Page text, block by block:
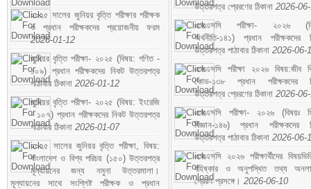
২০২৫ সালের জুনিয়র বৃত্তি পরীক্ষার পরীক্ষক
ও প্রধান পরীক্ষকদের প্রয়োজনীয় ফরম
2026-01-12
জুনিয়র বৃত্তি পরীক্ষা- ২০২৫ (বিষয়: গণিত -
১০৯) প্রধান পরীক্ষকদের নিকট উত্তরপত্র
পাঠাবার ঠিকানা 2026-01-12
জুনিয়র বৃত্তি পরীক্ষা- ২০২৫ (বিষয়: ইংরেজি
- ১০৭) প্রধান পরীক্ষকদের নিকট উত্তরপত্র
পাঠাবার ঠিকানা 2026-01-07
২০২৫ সালের জুনিয়র বৃত্তি পরীক্ষা, বিষয়:
বাংলাদেশ ও বিশ্ব পরিচয় (১৫০) উত্তরপত্র
মূল্যায়নের জন্য নমুনা উত্তরমালা।
মূল্যায়নের সাথে সংশ্লিষ্ট পরীক্ষক ও প্রধান
উত্তরপত্র প্রেরণের ঠিকানা 2026-
এসএসসি পরীক্ষা- ২০২৬
অর্থনীতি-১৪১) প্রধান পরীক্ষকদের
উত্তরপত্র পাঠাবার ঠিকানা 2026-06-
এসএসসি পরীক্ষা ২০২৬ বিষয়:জীব
কোড-১৩৮ প্রধান পরীক্ষকদের
উত্তরপত্র প্রেরণের ঠিকানা 2026-
এসএসসি পরীক্ষা- ২০২৬ (বিষয়ঃ
বিজ্ঞান-১৪৬) প্রধান পরীক্ষকদের
উত্তরপত্র পাঠাবার ঠিকানা 2026-06-
এসএসসি ২০২৬ পরীক্ষার্থীদের
বহিষ্কার ও অনুপস্থিত তথ্য
প্রেরণ প্রসঙ্গে। 2026-06-10